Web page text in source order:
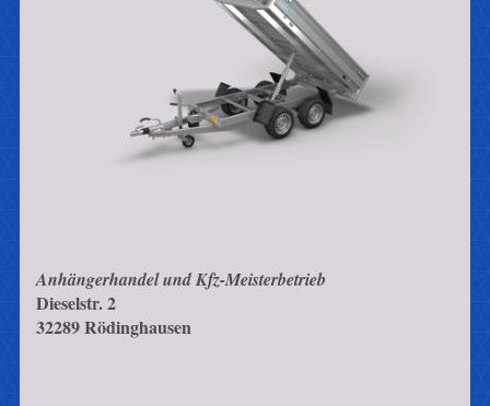
Anhängerhandel und Kfz-Meisterbetrieb
Dieselstr.2
32289Rödinghausen